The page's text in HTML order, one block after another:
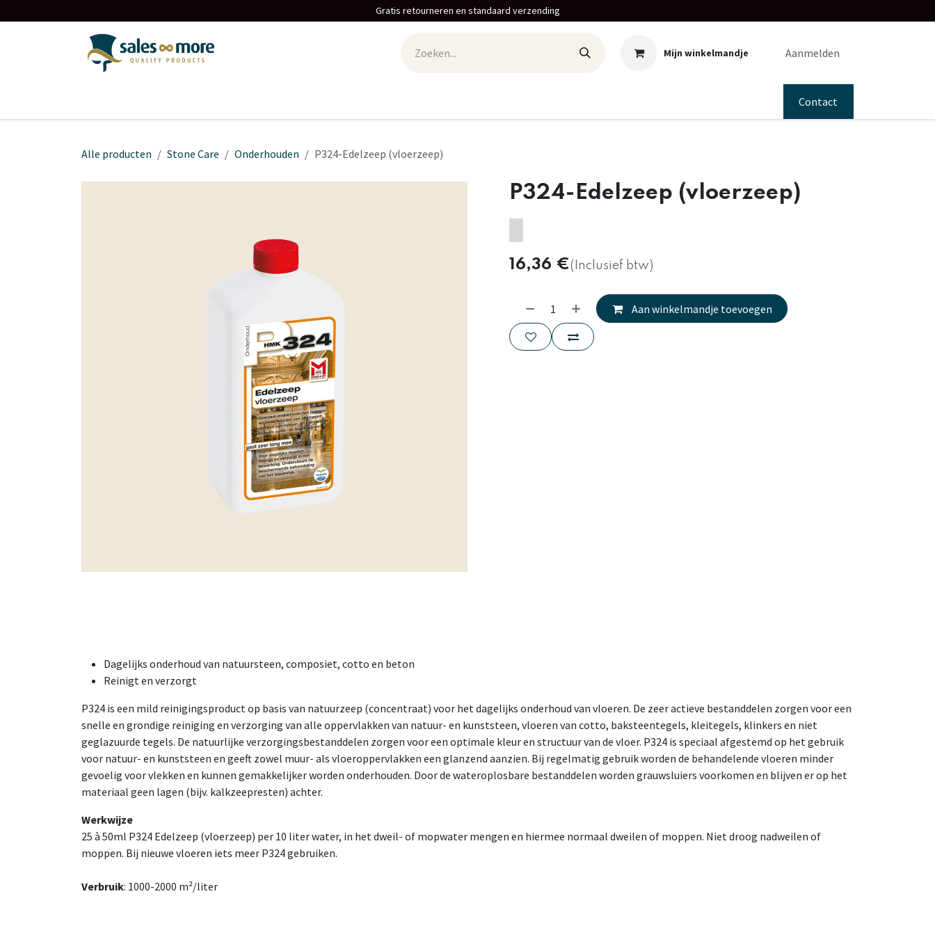
Gratis retourneren en standaard verzending
Mijn winkelmandje Aanmelden
Contact
Alle producten Stone Care Onderhouden P324-Edelzeep (vloerzeep)
P324-Edelzeep (vloerzeep)
16,36 €(Inclusief btw)
Aan winkelmandje toevoegen
Dagelijks onderhoud van natuursteen, composiet, cotto en beton
Reinigt en verzorgt
P324 is een mild reinigingsproduct op basis van natuurzeep (concentraat) voor het dagelijks onderhoud van vloeren. De zeer actieve bestanddelen zorgen voor een
snelle en grondige reiniging en verzorging van alle oppervlakken van natuur- en kunststeen, vloeren van cotto, baksteentegels, kleitegels, klinkers en niet
geglazuurde tegels. De natuurlijke verzorgingsbestanddelen zorgen voor een optimale kleur en structuur van de vloer. P324 is speciaal afgestemd op het gebruik
voor natuur- en kunststeen en geeft zowel muur- als vloeroppervlakken een glanzend aanzien. Bij regelmatig gebruik worden de behandelende vloeren minder
gevoelig voor vlekken en kunnen gemakkelijker worden onderhouden. Door de wateroplosbare bestanddelen worden grauwsluiers voorkomen en blijven er op het
materiaal geen lagen (bijv. kalkzeepresten) achter.
Werkwijze
25 à 50ml P324 Edelzeep (vloerzeep) per 10 liter water, in het dweil- of mopwater mengen en hiermee normaal dweilen of moppen. Niet droog nadweilen of
moppen. Bij nieuwe vloeren iets meer P324 gebruiken.
Verbruik: 1000-2000 m²/liter